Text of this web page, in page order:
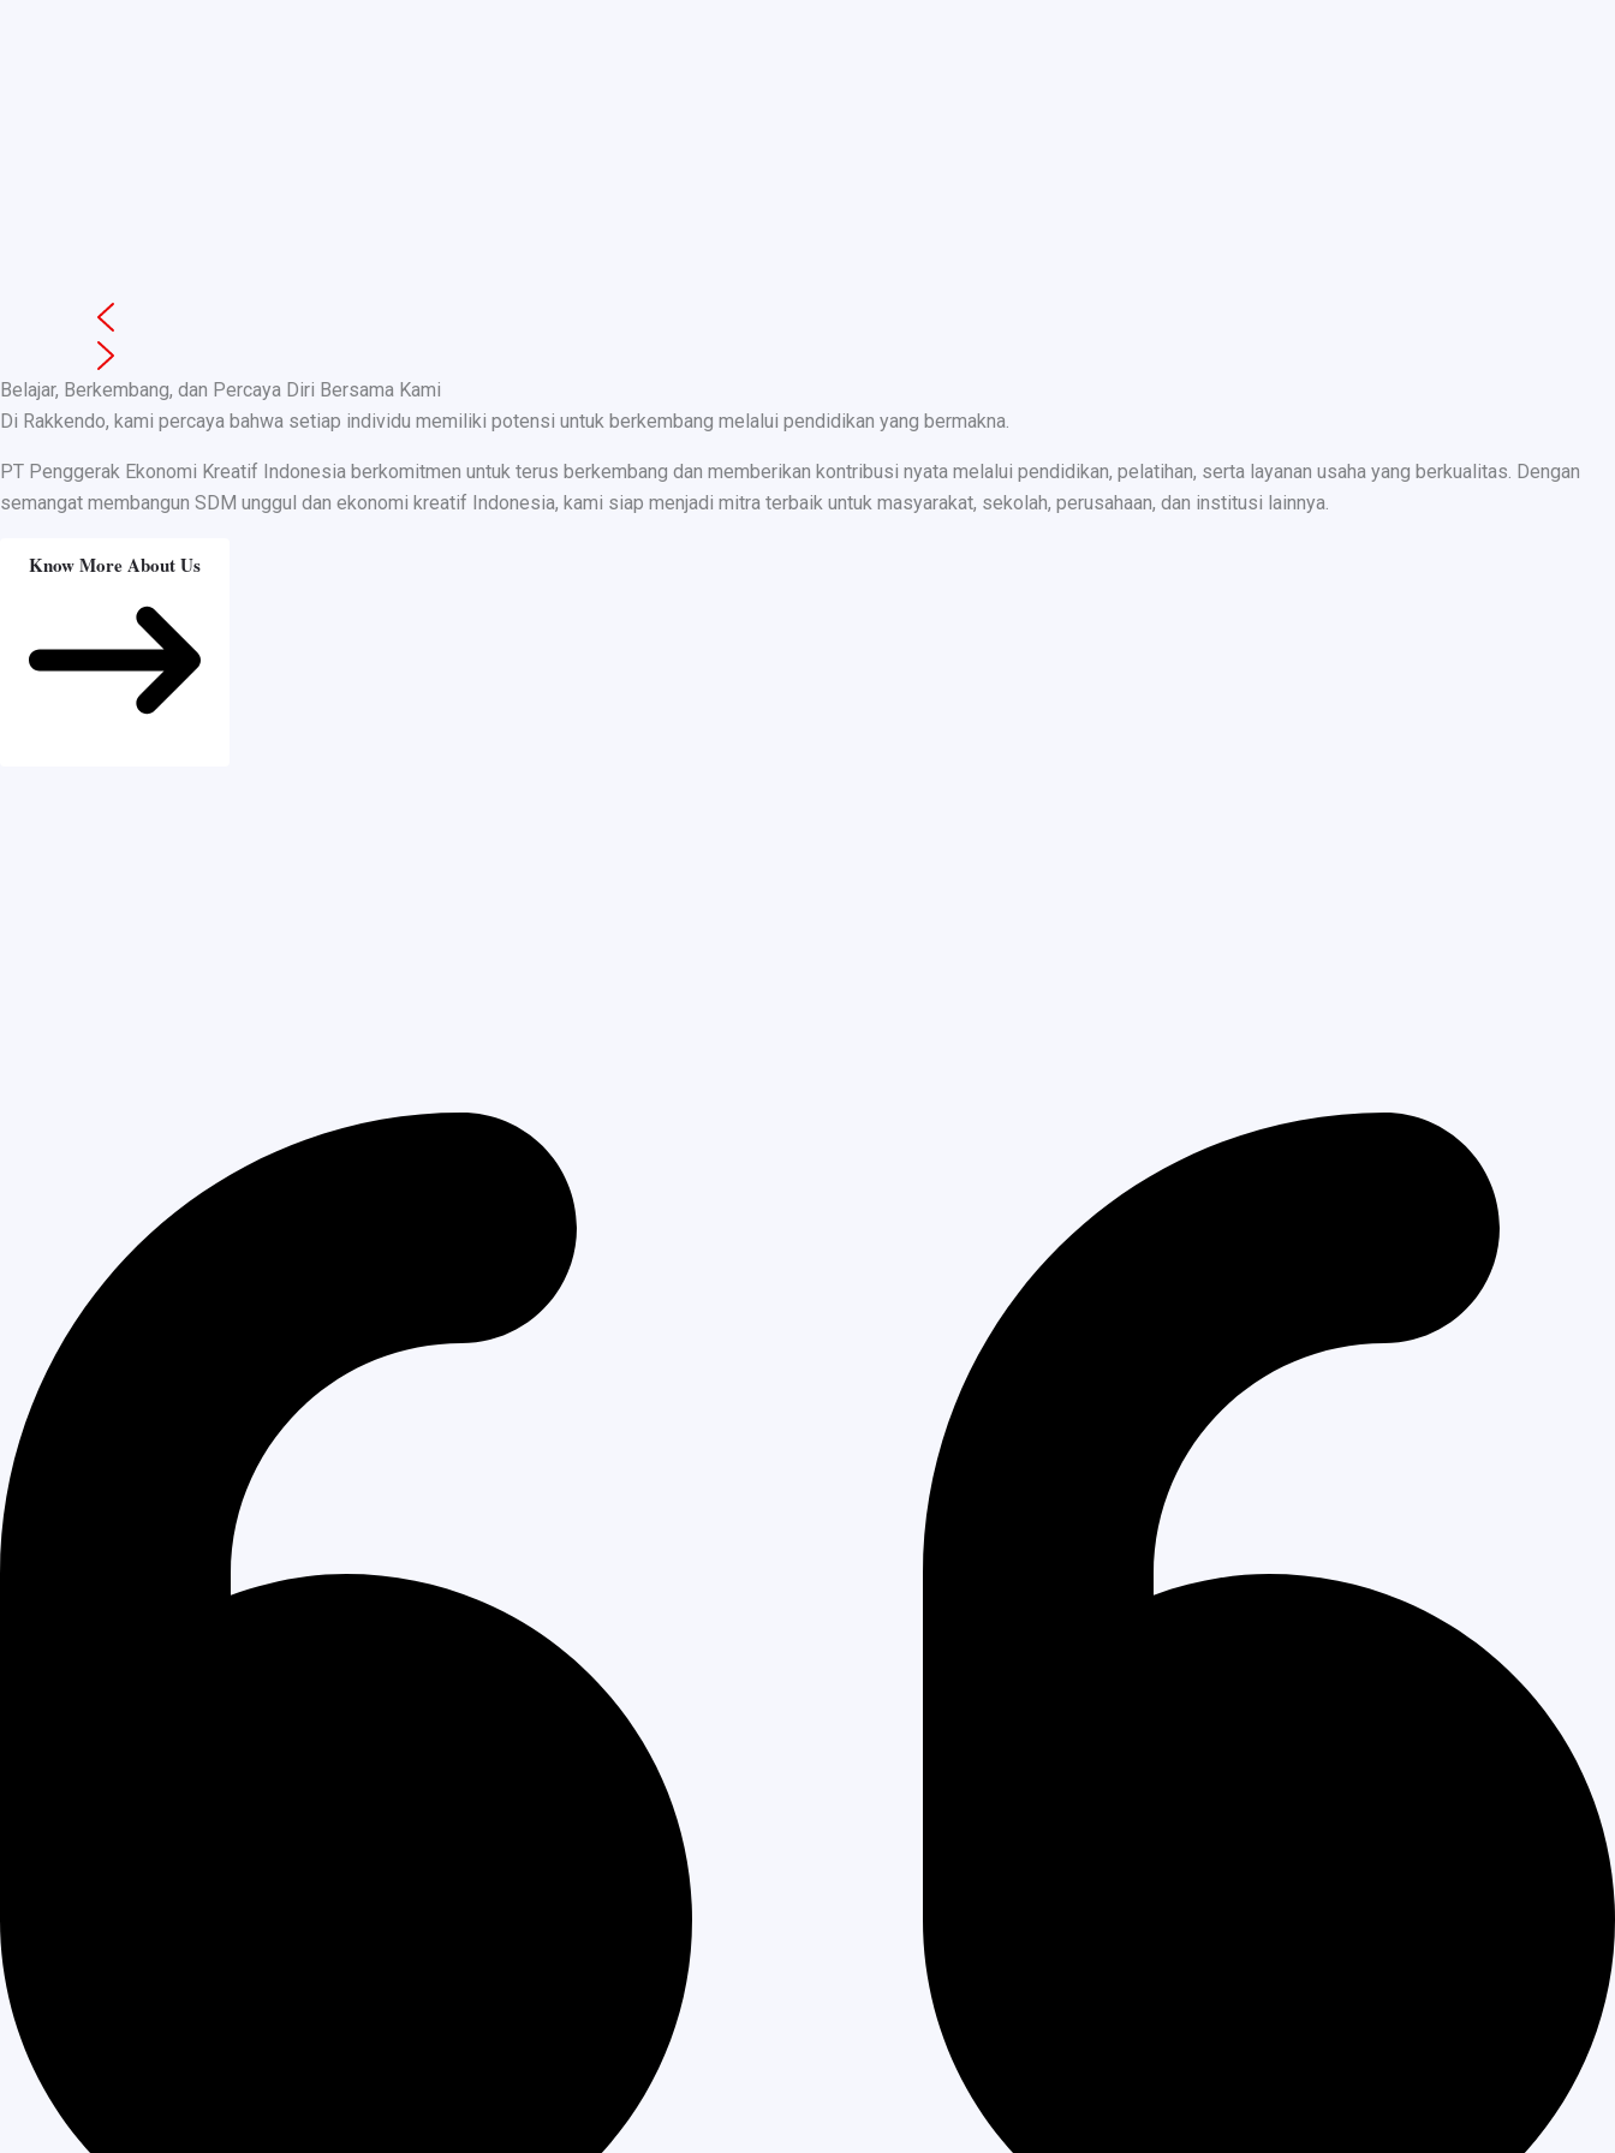
Belajar, Berkembang, dan Percaya Diri Bersama Kami
Di Rakkendo, kami percaya bahwa setiap individu memiliki potensi untuk berkembang melalui pendidikan yang bermakna.
PT Penggerak Ekonomi Kreatif Indonesia berkomitmen untuk terus berkembang dan memberikan kontribusi nyata melalui pendidikan, pelatihan, serta layanan usaha yang berkualitas. Dengan
semangat membangun SDM unggul dan ekonomi kreatif Indonesia, kami siap menjadi mitra terbaik untuk masyarakat, sekolah, perusahaan, dan institusi lainnya.
Know More About Us